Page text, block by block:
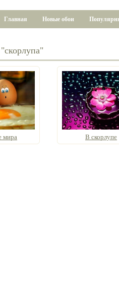
Главная Новые обои
мира В скорлупе